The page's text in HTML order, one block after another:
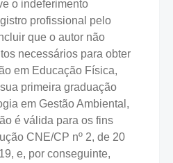
o indeferimento
profissional pelo
que o autor não
necessários para obter
em Educação Física,
primeira graduação
em Gestão Ambiental,
é válida para os fins
CNE/CP nº 2, de 20
e, por conseguinte,